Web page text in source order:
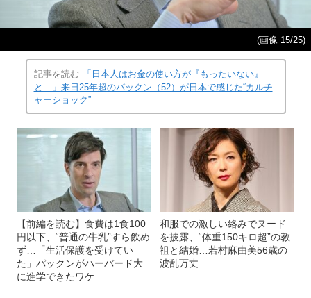
(画像 15/25)
記事を読む
「日本人はお金の使い方が『もったいない』
と…」来日25年超のパックン（52）が日本で感じた“カルチ
ャーショック”
【前編を読む】食費は1食100
円以下、“普通の牛乳”すら飲め
ず…「生活保護を受けてい
た」パックンがハーバード大
に進学できたワケ
和服での激しい絡みでヌード
を披露、“体重150キロ超”の教
祖と結婚…若村麻由美56歳の
波乱万丈